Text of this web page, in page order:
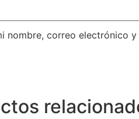
nombre, correo electrónico